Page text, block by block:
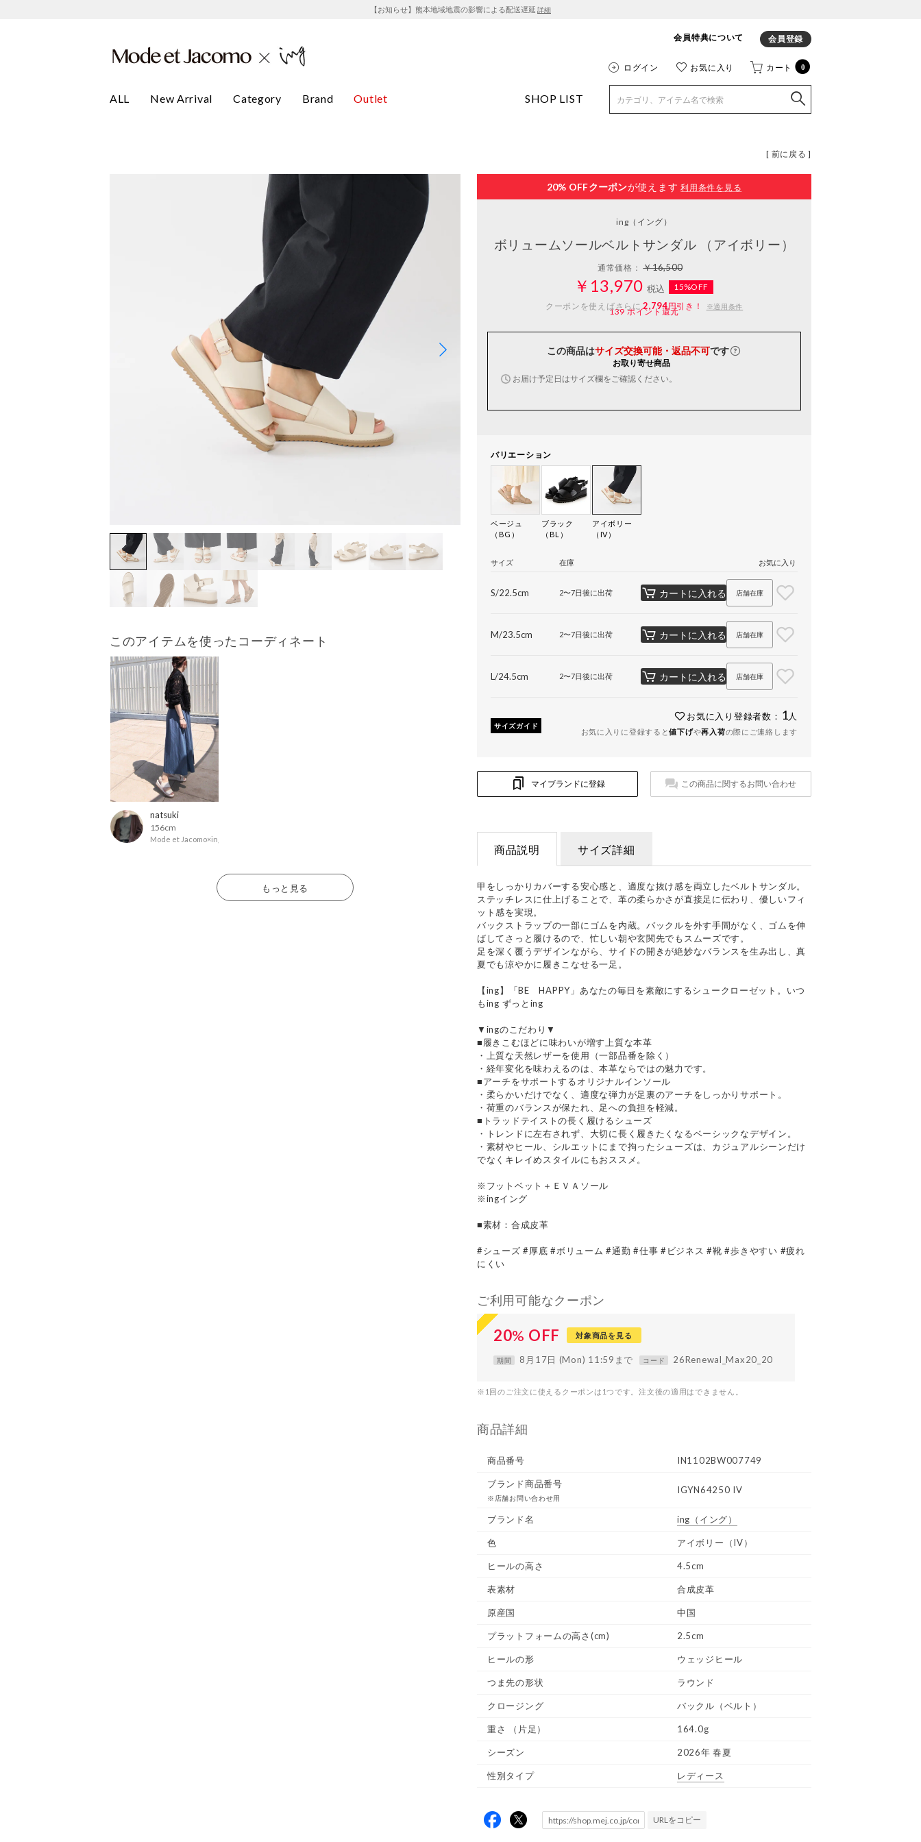
【お知らせ】熊本地域地震の影響による配送遅延 詳細
会員特典について 会員登録
ログイン お気に入り カート 0
ALL New Arrival Category Brand Outlet SHOP LIST
[ 前に戻る ]
このアイテムを使ったコーディネート
natsuki
156cm
Mode et Jacomo×ing
もっと見る
20% OFFクーポンが使えます 利用条件を見る
ing （イング）
ボリュームソールベルトサンダル （アイボリー）
通常価格：￥16,500
￥13,970 税込
15%OFF
クーポンを使えばさらに2,794円引き！ ※適用条件
139ポイント還元
この商品はサイズ交換可能・返品不可です
お取り寄せ商品
お届け予定日はサイズ欄をご確認ください。
バリエーション
ベージュ
（BG）
ブラック
（BL）
アイボリー
（IV）
サイズ 在庫 お気に入り
S/22.5cm 2〜7日後に出荷 カートに入れる 店舗在庫
M/23.5cm 2〜7日後に出荷 カートに入れる 店舗在庫
L/24.5cm 2〜7日後に出荷 カートに入れる 店舗在庫
サイズガイド
お気に入り登録者数： 1 人
お気に入りに登録すると値下げや再入荷の際にご連絡します
マイブランドに登録 この商品に関するお問い合わせ
商品説明 サイズ詳細
甲をしっかりカバーする安心感と、適度な抜け感を両立したベルトサンダル。
ステッチレスに仕上げることで、革の柔らかさが直接足に伝わり、優しいフィ
ット感を実現。
バックストラップの一部にゴムを内蔵。バックルを外す手間がなく、ゴムを伸
ばしてさっと履けるので、忙しい朝や玄関先でもスムーズです。
足を深く覆うデザインながら、サイドの開きが絶妙なバランスを生み出し、真
夏でも涼やかに履きこなせる一足。
【ing】「BE HAPPY」あなたの毎日を素敵にするシュークローゼット。いつ
もing ずっとing
▼ingのこだわり▼
■履きこむほどに味わいが増す上質な本革
・上質な天然レザーを使用（一部品番を除く）
・経年変化を味わえるのは、本革ならではの魅力です。
■アーチをサポートするオリジナルインソール
・柔らかいだけでなく、適度な弾力が足裏のアーチをしっかりサポート。
・荷重のバランスが保たれ、足への負担を軽減。
■トラッドテイストの長く履けるシューズ
・トレンドに左右されず、大切に長く履きたくなるベーシックなデザイン。
・素材やヒール、シルエットにまで拘ったシューズは、カジュアルシーンだけ
でなくキレイめスタイルにもおススメ。
※フットベット＋ＥＶＡソール
※ingイング
■素材：合成皮革
#シューズ #厚底 #ボリューム #通勤 #仕事 #ビジネス #靴 #歩きやすい #疲れ
にくい
ご利用可能なクーポン
20% OFF 対象商品を見る
期間 8月17日 (Mon) 11:59まで コード 26Renewal_Max20_20
※1回のご注文に使えるクーポンは1つです。注文後の適用はできません。
商品詳細
商品番号 IN1102BW007749
ブランド商品番号
※店舗お問い合わせ用
IGYN64250 IV
ブランド名 ing （イング）
色 アイボリー（IV）
ヒールの高さ 4.5cm
表素材 合成皮革
原産国 中国
プラットフォームの高さ(cm) 2.5cm
ヒールの形 ウェッジヒール
つま先の形状 ラウンド
クロージング バックル（ベルト）
重さ （片足） 164.0g
シーズン 2026年 春夏
性別タイプ レディース
URLをコピー